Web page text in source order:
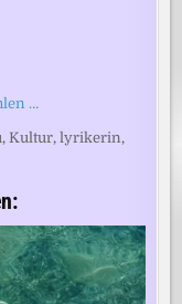
…
,Kultur,lyrikerin,